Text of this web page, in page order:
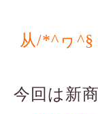
从/*^ヮ^§
今回は新